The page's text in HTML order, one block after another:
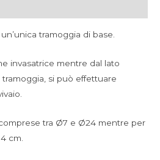
tramoggia di base.
invasatrice mentre dal lato
si può effettuare
tra Ø7 e Ø24 mentre per
cm.